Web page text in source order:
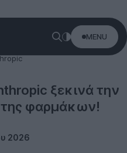
MENU
ξεκινά την
φαρμάκων!
2026